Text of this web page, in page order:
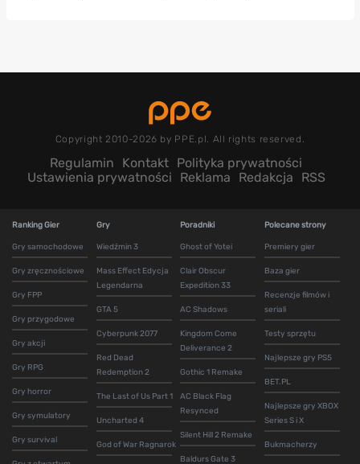
Copyright 2010-2026 by PPE.pl. All rights reserved.
Regulamin Kontakt Polityka prywatności
Ustawienia prywatności
Reklama Redakcja RSS
Ranking Gier
Gry samochodowe
Gry zręcznościowe
Gry FPP
Gry przygodowe
Gry akcji
Gry RPG
Gry horror
Gry symulatory
Gry survival
Gry
Wiedźmin 3
Mass Effect Edycja
Legendarna
GTA 5
Cyberpunk 2077
Red Dead
Redemption 2
The Last of Us Part 1
Uncharted 4
God of War Ragnarok
Poradniki
Ghost of Yotei
Clair Obscur
Expedition 33
AC Shadows
Kingdom Come
Deliverance 2
Gothic 1 Remake
AC Black Flag
Resynced
Silent Hill 2 Remake
Baldurs Gate 3
Polecane strony
Premiery gier
Baza gier
Recenzje filmów i
seriali
Testy sprzętu
Najlepsze gry PS5
BET.PL
Najlepsze gry XBOX
Series S i X
Bukmacherzy